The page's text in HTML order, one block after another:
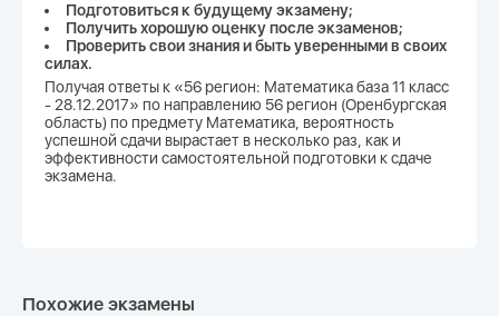
Подготовиться к будущему экзамену;
Получить хорошую оценку после экзаменов;
Проверить свои знания и быть уверенными в своих
силах.
Получая ответы к «56 регион: Математика база 11 класс
- 28.12.2017» по направлению 56 регион (Оренбургская
область) по предмету Математика, вероятность
успешной сдачи вырастает в несколько раз, как и
эффективности самостоятельной подготовки к сдаче
экзамена.
Похожие экзамены